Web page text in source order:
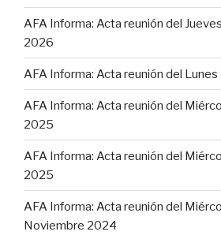
AFA Informa: Acta reunión del
2026
AFA Informa: Acta reunión del
AFA Informa: Acta reunión del
2025
AFA Informa: Acta reunión del
2025
AFA Informa: Acta reunión del
Noviembre 2024